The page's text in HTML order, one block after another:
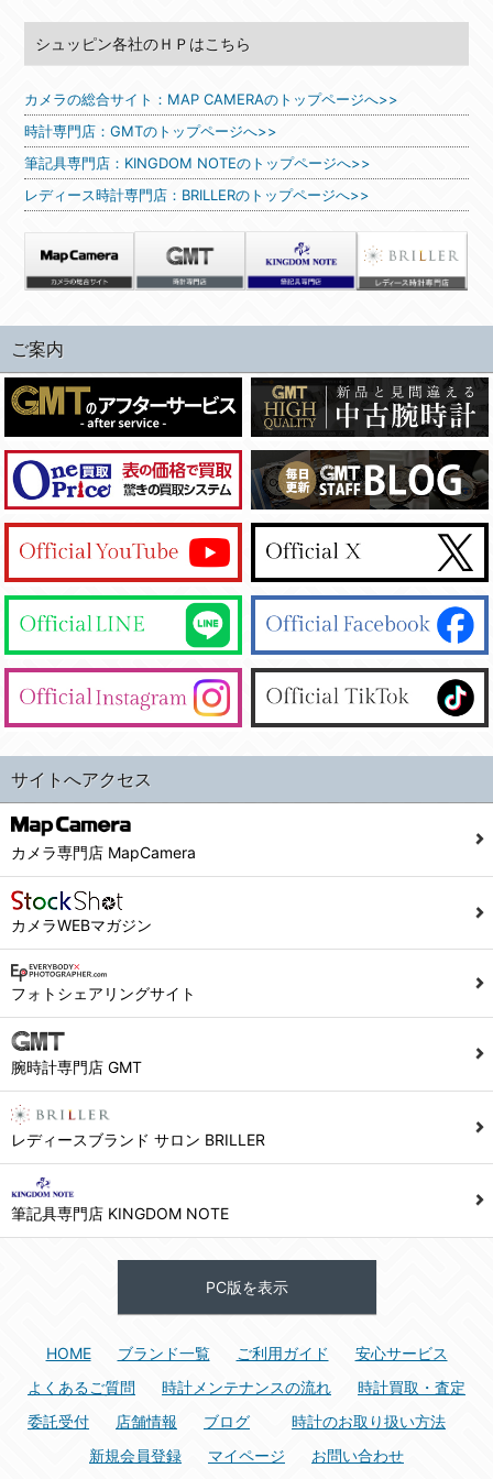
シュッピン各社のＨＰはこちら
カメラの総合サイト：MAP CAMERAのトップページへ>>
時計専門店：GMTのトップページへ>>
筆記具専門店：KINGDOM NOTEのトップページへ>>
レディース時計専門店：BRILLERのトップページへ>>
ご案内
サイトへアクセス
カメラ専門店 MapCamera
カメラWEBマガジン
フォトシェアリングサイト
腕時計専門店 GMT
レディースブランド サロン BRILLER
筆記具専門店 KINGDOM NOTE
PC版を表示
HOME ブランド一覧 ご利用ガイド
安心サービス
よくあるご質問
時計メンテナンスの流れ
時計買取・査定
委託受付
店舗情報 ブログ
時計のお取り扱い方法
新規会員登録
マイページ お問い合わせ